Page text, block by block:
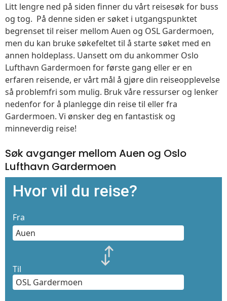
Litt lengre ned på siden finner du vårt reisesøk for buss
og tog. På denne siden er søket i utgangspunktet
begrenset til reiser mellom Auen og OSL Gardermoen,
men du kan bruke søkefeltet til å starte søket med en
annen holdeplass. Uansett om du ankommer Oslo
Lufthavn Gardermoen for første gang eller er en
erfaren reisende, er vårt mål å gjøre din reiseopplevelse
så problemfri som mulig. Bruk våre ressurser og lenker
nedenfor for å planlegge din reise til eller fra
Gardermoen. Vi ønsker deg en fantastisk og
minneverdig reise!
Søk avganger mellom Auen og Oslo
Lufthavn Gardermoen
Hvor vil du reise?
Fra
Til